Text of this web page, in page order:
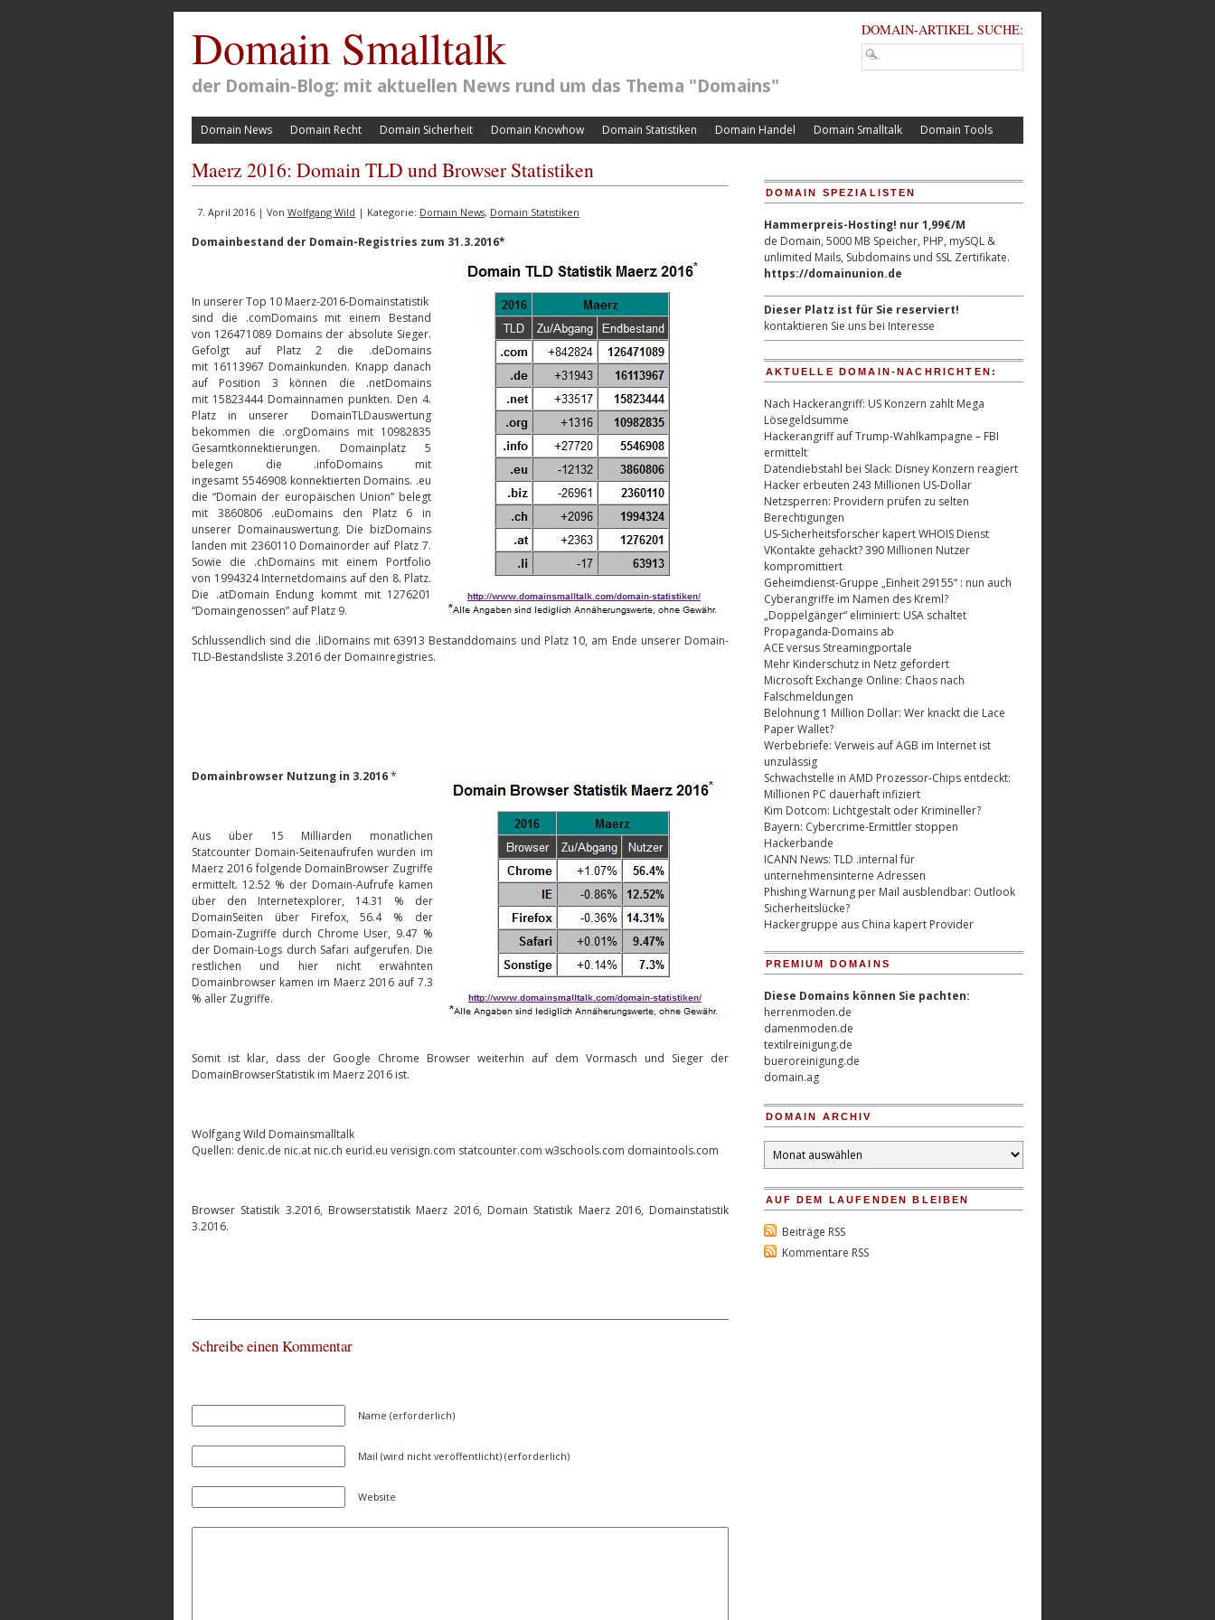
Domain Smalltalk
der Domain-Blog: mit aktuellen News rund um das Thema "Domains"
DOMAIN-ARTIKEL SUCHE:
Domain News Domain Recht Domain Sicherheit Domain Knowhow Domain Statistiken Domain Handel Domain Smalltalk Domain Tools
Maerz 2016: Domain TLD und Browser Statistiken
7. April 2016 | Von Wolfgang Wild | Kategorie: Domain News, Domain Statistiken
Domainbestand der Domain-Registries zum 31.3.2016*
In unserer Top 10 Maerz-2016-Domainstatistik
sind die .comDomains mit einem Bestand
von 126471089 Domains der absolute Sieger.
Gefolgt auf Platz 2 die .deDomains
mit 16113967 Domainkunden. Knapp danach
auf Position 3 können die .netDomains
mit 15823444 Domainnamen punkten. Den 4.
Platz in unserer DomainTLDauswertung
bekommen die .orgDomains mit 10982835
Gesamtkonnektierungen. Domainplatz 5
belegen die .infoDomains mit
ingesamt 5546908 konnektierten Domains. .eu
die “Domain der europäischen Union” belegt
mit 3860806 .euDomains den Platz 6 in
unserer Domainauswertung. Die bizDomains
landen mit 2360110 Domainorder auf Platz 7.
Sowie die .chDomains mit einem Portfolio
von 1994324 Internetdomains auf den 8. Platz.
Die .atDomain Endung kommt mit 1276201
“Domaingenossen” auf Platz 9.
Schlussendlich sind die .liDomains mit 63913 Bestanddomains und Platz 10, am Ende unserer Domain-
TLD-Bestandsliste 3.2016 der Domainregistries.
Domainbrowser Nutzung in 3.2016*
Aus über 15 Milliarden monatlichen
Statcounter Domain-Seitenaufrufen wurden im
Maerz 2016 folgende DomainBrowser Zugriffe
ermittelt. 12.52 % der Domain-Aufrufe kamen
über den Internetexplorer, 14.31 % der
DomainSeiten über Firefox, 56.4 % der
Domain-Zugriffe durch Chrome User, 9.47 %
der Domain-Logs durch Safari aufgerufen. Die
restlichen und hier nicht erwähnten
Domainbrowser kamen im Maerz 2016 auf 7.3
% aller Zugriffe.
Somit ist klar, dass der Google Chrome Browser weiterhin auf dem Vormasch und Sieger der
DomainBrowserStatistik im Maerz 2016 ist.
Wolfgang Wild Domainsmalltalk
Quellen: denic.de nic.at nic.ch eurid.eu verisign.com statcounter.com w3schools.com domaintools.com
Browser Statistik 3.2016, Browserstatistik Maerz 2016, Domain Statistik Maerz 2016, Domainstatistik
3.2016.
Schreibe einen Kommentar
Name (erforderlich)
Mail (wird nicht veröffentlicht) (erforderlich)
Website
DOMAIN SPEZIALISTEN
Hammerpreis-Hosting! nur 1,99€/M
de Domain, 5000 MB Speicher, PHP, mySQL &
unlimited Mails, Subdomains und SSL Zertifikate.
https://domainunion.de
Dieser Platz ist für Sie reserviert!
kontaktieren Sie uns bei Interesse
AKTUELLE DOMAIN-NACHRICHTEN:
Nach Hackerangriff: US Konzern zahlt Mega
Lösegeldsumme
Hackerangriff auf Trump-Wahlkampagne – FBI
ermittelt
Datendiebstahl bei Slack: Disney Konzern reagiert
Hacker erbeuten 243 Millionen US-Dollar
Netzsperren: Providern prüfen zu selten
Berechtigungen
US-Sicherheitsforscher kapert WHOIS Dienst
VKontakte gehackt? 390 Millionen Nutzer
kompromittiert
Geheimdienst-Gruppe „Einheit 29155“ : nun auch
Cyberangriffe im Namen des Kreml?
„Doppelgänger“ eliminiert: USA schaltet
Propaganda-Domains ab
ACE versus Streamingportale
Mehr Kinderschutz in Netz gefordert
Microsoft Exchange Online: Chaos nach
Falschmeldungen
Belohnung 1 Million Dollar: Wer knackt die Lace
Paper Wallet?
Werbebriefe: Verweis auf AGB im Internet ist
unzulässig
Schwachstelle in AMD Prozessor-Chips entdeckt:
Millionen PC dauerhaft infiziert
Kim Dotcom: Lichtgestalt oder Krimineller?
Bayern: Cybercrime-Ermittler stoppen
Hackerbande
ICANN News: TLD .internal für
unternehmensinterne Adressen
Phishing Warnung per Mail ausblendbar: Outlook
Sicherheitslücke?
Hackergruppe aus China kapert Provider
PREMIUM DOMAINS
Diese Domains können Sie pachten:
herrenmoden.de
damenmoden.de
textilreinigung.de
bueroreinigung.de
domain.ag
DOMAIN ARCHIV
Domain
Archiv
AUF DEM LAUFENDEN BLEIBEN
Beiträge RSS
Kommentare RSS